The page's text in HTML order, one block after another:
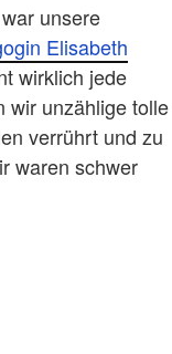
unsere
Elisabeth
wirklich jede
wir unzählige tolle
verrührt und zu
waren schwer